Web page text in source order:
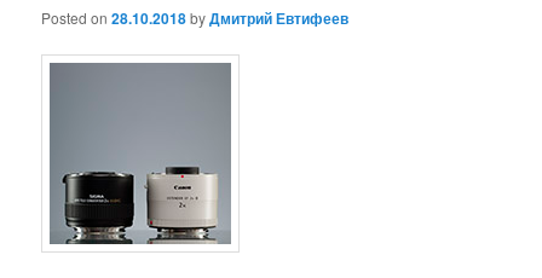
Posted on28.10.2018byДмитрий Евтифеев